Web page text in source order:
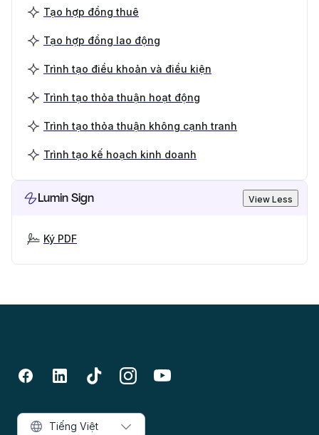
Tạo hợp đồng thuê
Tạo hợp đồng lao động
Trình tạo điều khoản và điều kiện
Trình tạo thỏa thuận hoạt động
Trình tạo thỏa thuận không cạnh tranh
Trình tạo kế hoạch kinh doanh
Lumin Sign View Less
Ký PDF
Tiếng Việt